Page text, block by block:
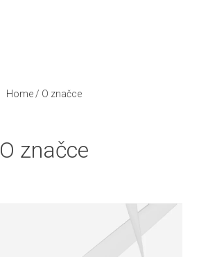
Home/ O značce
O značce